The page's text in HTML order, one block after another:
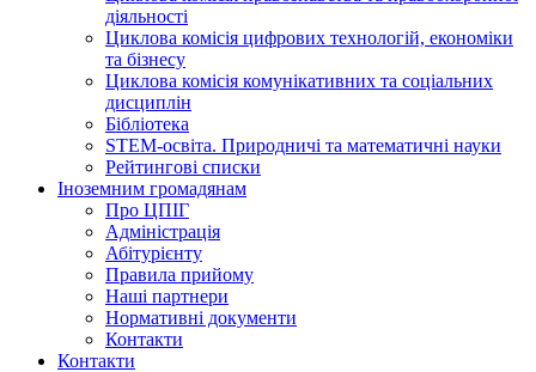
діяльності
Циклова комісія цифрових технологій, економіки
та бізнесу
Циклова комісія комунікативних та соціальних
дисциплін
Бібліотека
STEM-освіта. Природничі та математичні науки
Рейтингові списки
Іноземним громадянам
Про ЦПІГ
Адміністрація
Абітурієнту
Правила прийому
Наші партнери
Нормативні документи
Контакти
Контакти